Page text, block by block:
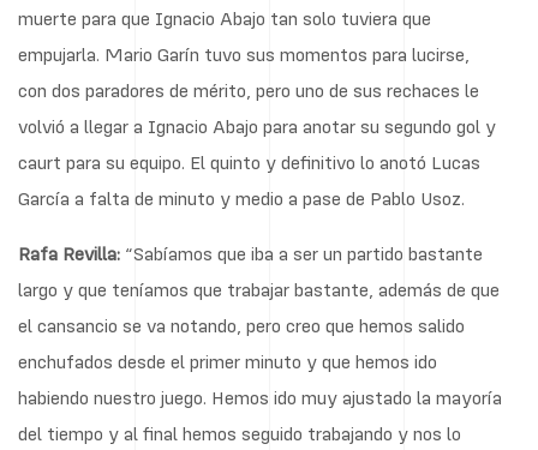
muerte para que Ignacio Abajo tan solo tuviera que
empujarla. Mario Garín tuvo sus momentos para lucirse,
con dos paradores de mérito, pero uno de sus rechaces le
volvió a llegar a Ignacio Abajo para anotar su segundo gol y
caurt para su equipo. El quinto y definitivo lo anotó Lucas
García a falta de minuto y medio a pase de Pablo Usoz.
Rafa Revilla: “Sabíamos que iba a ser un partido bastante
largo y que teníamos que trabajar bastante, además de que
el cansancio se va notando, pero creo que hemos salido
enchufados desde el primer minuto y que hemos ido
habiendo nuestro juego. Hemos ido muy ajustado la mayoría
del tiempo y al final hemos seguido trabajando y nos lo